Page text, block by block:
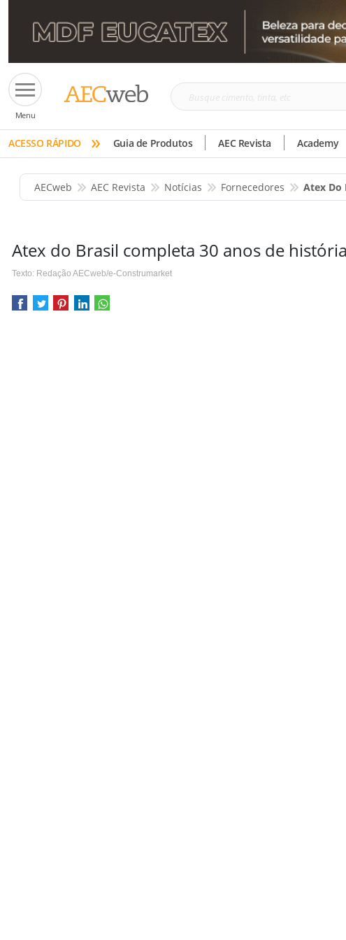
Menu
Busque
tinta,
etc
ACESSO RÁPIDO » Guia de Produtos AEC Revista Academy
AECweb AEC Revista Notícias Fornecedores Atex Do
Atex do Brasil completa 30 anos de
Texto: Redação AECweb/e-Construmarket